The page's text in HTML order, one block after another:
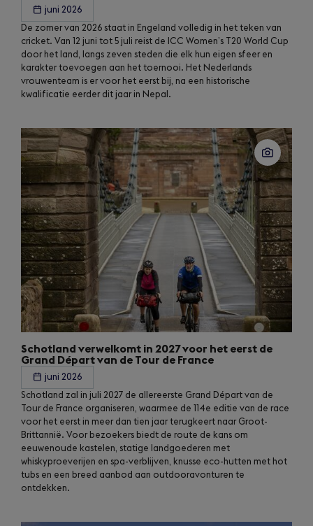
juni 2026
De zomer van 2026 staat in Engeland volledig in het teken van
cricket. Van 12 juni tot 5 juli reist de ICC Women’s T20 World Cup
door het land, langs zeven steden die elk hun eigen sfeer en
karakter toevoegen aan het toernooi. Het Nederlands
vrouwenteam is er voor het eerst bij, na een historische
kwalificatie eerder dit jaar in Nepal.
Schotland verwelkomt in 2027 voor het eerst de
Grand Départ van de Tour de France
juni 2026
Schotland zal in juli 2027 de allereerste Grand Départ van de
Tour de France organiseren, waarmee de 114e editie van de race
voor het eerst in meer dan tien jaar terugkeert naar Groot-
Brittannië. Voor bezoekers biedt de route de kans om
eeuwenoude kastelen, statige landgoederen met
whiskyproeverijen en spa-verblijven, knusse eco-hutten met hot
tubs en een breed aanbod aan outdooravonturen te
ontdekken.